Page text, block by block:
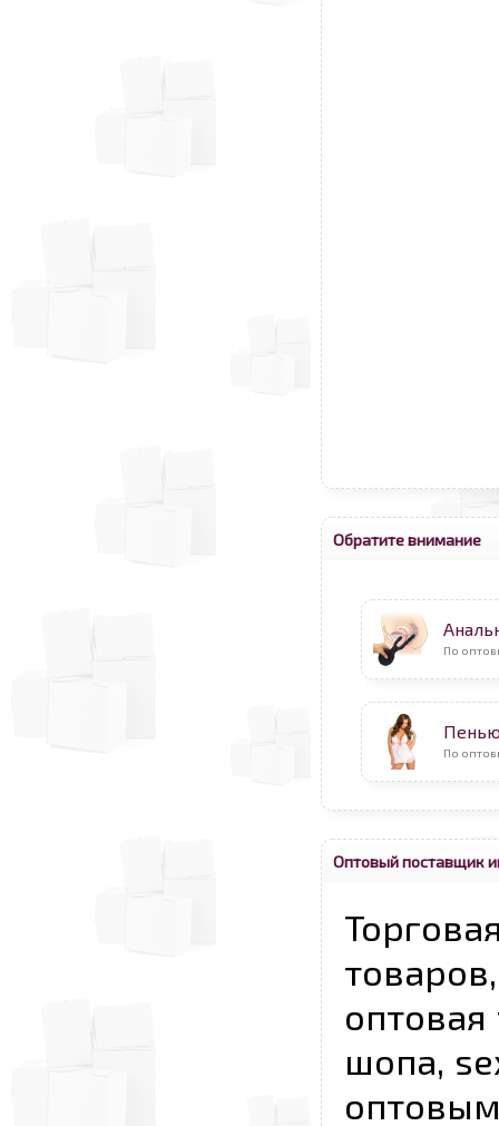
Обратите внимание
По
По
Оптовый поставщик
шопа,